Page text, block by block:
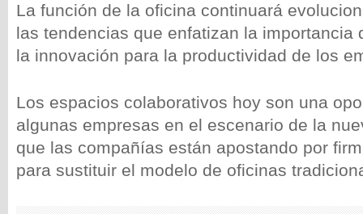
La función de la oficina continuará
las tendencias que enfatizan la importancia
la innovación para la productividad de los
Los espacios colaborativos hoy son una
algunas empresas en el escenario de la
que las compañías están apostando por
para sustituir el modelo de oficinas